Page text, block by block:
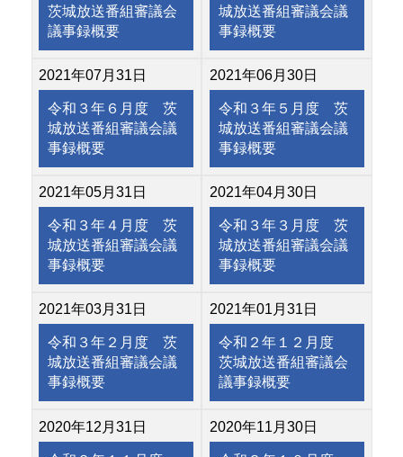
茨城放送番組審議会
議事録概要
城放送番組審議会議
事録概要
2021年07月31日
令和３年６月度 茨
城放送番組審議会議
事録概要
2021年06月30日
令和３年５月度 茨
城放送番組審議会議
事録概要
2021年05月31日
令和３年４月度 茨
城放送番組審議会議
事録概要
2021年04月30日
令和３年３月度 茨
城放送番組審議会議
事録概要
2021年03月31日
令和３年２月度 茨
城放送番組審議会議
事録概要
2021年01月31日
令和２年１２月度
茨城放送番組審議会
議事録概要
2020年12月31日 2020年11月30日